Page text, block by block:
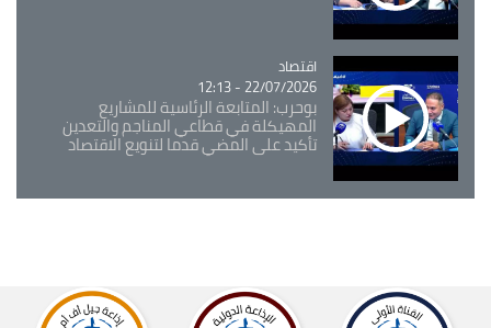
Catégorie
اقتصاد
22/07/2026 - 12:13
بوحرب: المتابعة الرئاسية للمشاريع
المهيكلة في قطاعي المناجم والتعدين
تأكيد على المضي قدما لتنويع الاقتصاد